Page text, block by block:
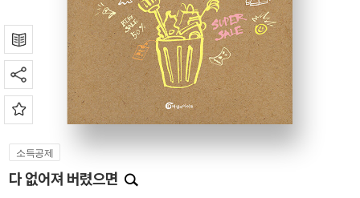
소득공제
다 없어져 버렸으면